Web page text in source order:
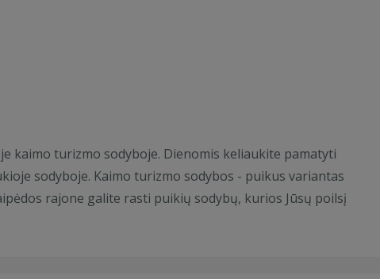
kaimo turizmo sodyboje. Dienomis keliaukite pamatyti
sodyboje. Kaimo turizmo sodybos - puikus variantas
rajone galite rasti puikių sodybų, kurios Jūsų poilsį